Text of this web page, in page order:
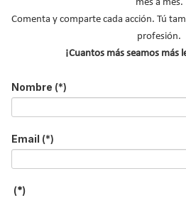
mes a mes.
Comenta y comparte cada acción. Tú
profesión.
¡Cuantos más seamos más
Nombre (*)
Email (*)
(*)